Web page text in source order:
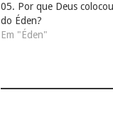
05. Por que Deus
do Éden?
Em "Éden"